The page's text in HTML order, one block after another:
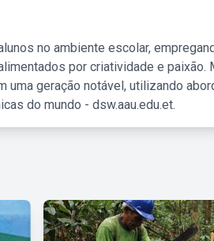
no ambiente escolar,
por criatividade e paixão.
uma geração notável, utilizando
do mundo - dsw.aau.edu.et.